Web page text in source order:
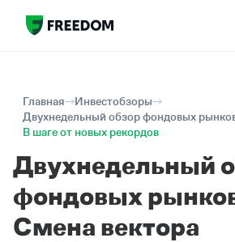
Главная
Инвестобзоры
Двухнедельный обзор фондовых
В шаге от новых рекордов
Двухнедельный
фондовых
Смена вектора